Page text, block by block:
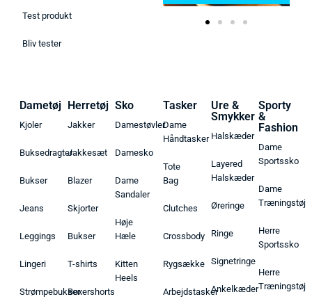
Test produkt
Bliv tester
Dametøj
Kjoler
Buksedragter
Bukser
Jeans
Leggings
Lingeri
Strømpebukser
Herretøj
Jakker
Jakkesæt
Blazer
Skjorter
Bukser
T-shirts
Boxershorts
Sko
Damestøvler
Damesko
Dame
Sandaler
Høje
Hæle
Kitten
Heels
Tasker
Dame
Håndtasker
Tote
Bag
Clutches
Crossbody
Rygsække
Arbejdstasker
Ure &
Smykker
Halskæder
Layered
Halskæder
Øreringe
Ringe
Signetringe
Ankelkæder
Sporty
&
Fashion
Dame
Sportssko
Dame
Træningstøj
Herre
Sportssko
Herre
Træningstøj